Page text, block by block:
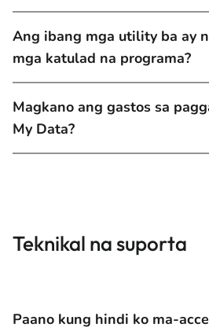
Ang ibang mga utility ba ay
mga katulad na programa?
Magkano ang gastos sa
My Data?
Teknikal na suporta
Paano kung hindi ko ma-